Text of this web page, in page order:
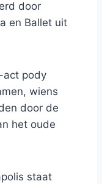
door
en Ballet uit
act pody
wiens
door de
het oude
staat